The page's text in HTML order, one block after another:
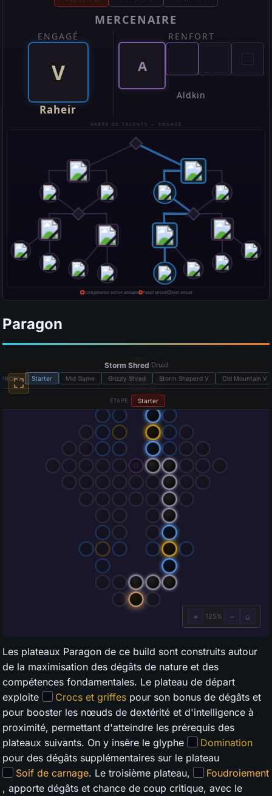
Paragon
Les plateaux Paragon de ce build sont construits autour
de la maximisation des dégâts de nature et des
compétences fondamentales. Le plateau de départ
exploite
Crocs et griffes pour son bonus de dégâts et
pour booster les nœuds de dextérité et d'intelligence à
proximité, permettant d'atteindre les prérequis des
plateaux suivants. On y insère le glyphe
Domination
pour des dégâts supplémentaires sur le plateau
Soif de carnage. Le troisième plateau,
Foudroiement
, apporte dégâts et chance de coup critique, avec le